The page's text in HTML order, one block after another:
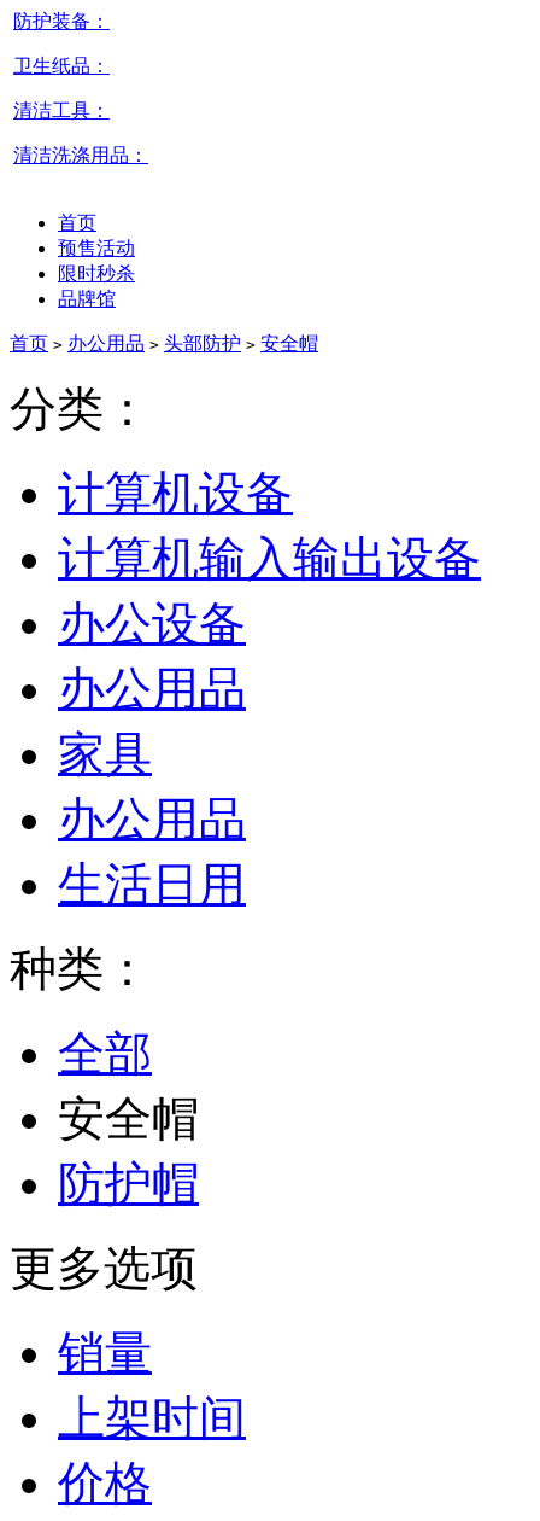
防护装备：
卫生纸品：
清洁工具：
清洁洗涤用品：
首页
预售活动
限时秒杀
品牌馆
首页 > 办公用品 > 头部防护 > 安全帽
分类：
计算机设备
计算机输入输出设备
办公设备
办公用品
家具
办公用品
生活日用
种类：
全部
安全帽
防护帽
更多选项
销量
上架时间
价格